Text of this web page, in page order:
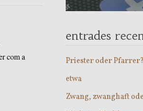
com a
entrades
Priester oder Pfarrer?
etwa
Zwang, zwanghaft